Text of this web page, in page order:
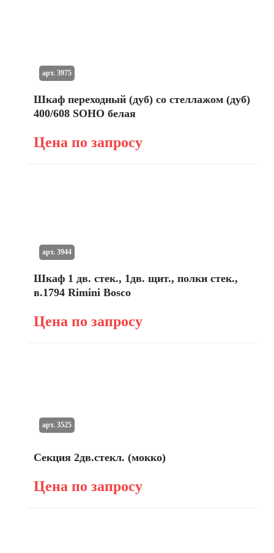
Шкаф переходный (дуб) со стеллажом (дуб)
400/608 SOHO белая
Цена по запросу
арт. 3975
Шкаф 1 дв. стек., 1дв. щит., полки стек.,
в.1794 Rimini Bosco
Цена по запросу
арт. 3944
Секция 2дв.стекл. (мокко)
Цена по запросу
арт. 3525